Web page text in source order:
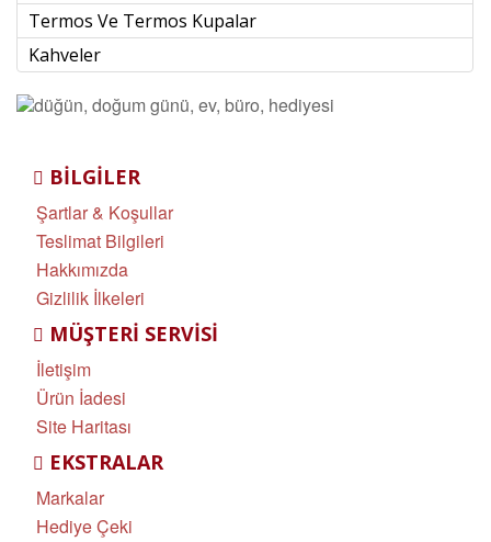
Termos Ve Termos Kupalar
Kahveler
BILGILER
Şartlar & Koşullar
Teslimat Bilgileri
Hakkımızda
Gizlilik İlkeleri
MÜŞTERI SERVISI
İletişim
Ürün İadesi
Site Haritası
EKSTRALAR
Markalar
Hediye Çeki